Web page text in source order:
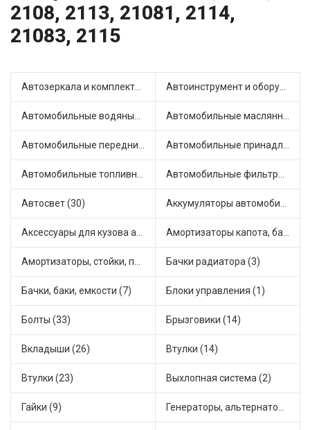
2108, 2113, 21081, 2114,
21083, 2115
Автозеркала и комплектующие (15) Автоинструмент и оборудование (3)
Автомобильные водяные насосы (25) Автомобильные маслянные насосы (4)
Автомобильные передние фары (11) Автомобильные принадлежности и аксессуары (4)
Автомобильные топливные насосы (36) Автомобильные фильтры (1)
Автосвет (30) Аккумуляторы автомобильные (1)
Аксессуары для кузова автомобиля (3) Амортизаторы капота, багажника (6)
Амортизаторы, стойки, подушки стоек (56) Бачки радиатора (3)
Бачки, баки, емкости (7) Блоки управления (1)
Болты (33) Брызговики (14)
Вкладыши (26) Втулки (14)
Втулки (23) Выхлопная система (2)
Гайки (9) Генераторы, альтернаторы и комплектующие (54)